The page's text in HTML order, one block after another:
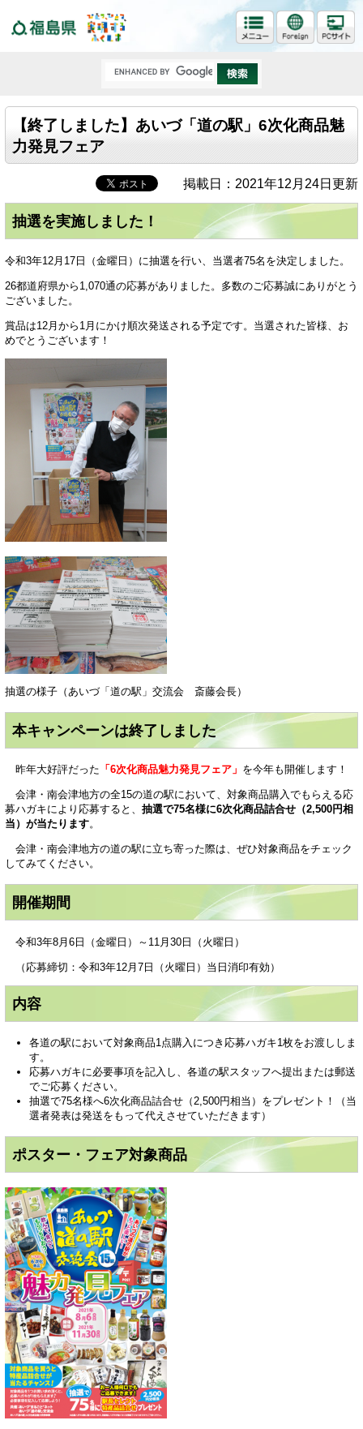
【終了しました】あいづ「道の駅」6次化商品魅
力発見フェア
掲載日：2021年12月24日更新
抽選を実施しました！
令和3年12月17日（金曜日）に抽選を行い、当選者75名を決定しました。
26都道府県から1,070通の応募がありました。多数のご応募誠にありがとう
ございました。
賞品は12月から1月にかけ順次発送される予定です。当選された皆様、お
めでとうございます！
抽選の様子（あいづ「道の駅」交流会 斎藤会長）
本キャンペーンは終了しました
昨年大好評だった 「6次化商品魅力発見フェア」 を今年も開催します！
会津・南会津地方の全15の道の駅において、対象商品購入でもらえる応
募ハガキにより応募すると、 抽選で75名様に6次化商品詰合せ（2,500円相
当）が当たります。
会津・南会津地方の道の駅に立ち寄った際は、ぜひ対象商品をチェック
してみてください。
開催期間
令和3年8月6日（金曜日）～11月30日（火曜日）
（応募締切：令和3年12月7日（火曜日）当日消印有効）
内容
各道の駅において対象商品1点購入につき応募ハガキ1枚をお渡ししま
す。
応募ハガキに必要事項を記入し、各道の駅スタッフへ提出または郵送
でご応募ください。
抽選で75名様へ6次化商品詰合せ（2,500円相当）をプレゼント！（当
選者発表は発送をもって代えさせていただきます）​
ポスター・フェア対象商品